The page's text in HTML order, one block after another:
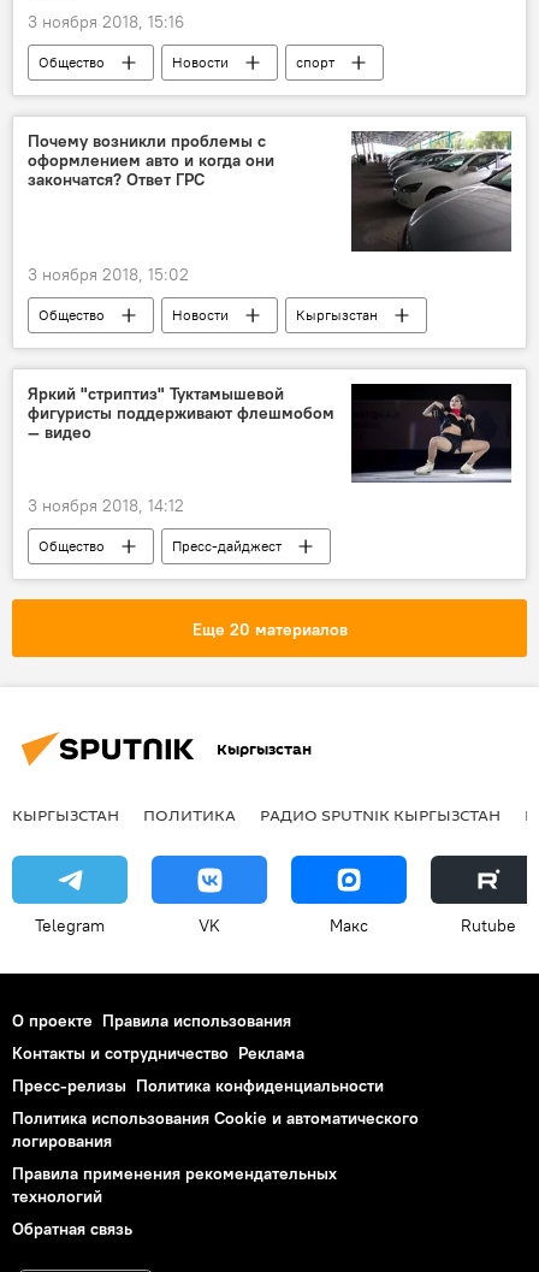
3 ноября 2018, 15:16
Общество Новости
спорт
Кыргызстан
интервью
шахматы
чемпион
Почему возникли проблемы с
оформлением авто и когда они
закончатся? Ответ ГРС
3 ноября 2018, 15:02
Общество Новости
Кыргызстан
ГРС
автомобиль
проблемы
оформление
Яркий "стриптиз" Туктамышевой
фигуристы поддерживают флешмобом
— видео
3 ноября 2018, 14:12
Общество
Пресс-дайджест
Новости
спорт
В мире
фигурное катание
стриптиз
Еще 20 материалов
Кыргызстан
КЫРГЫЗСТАН ПОЛИТИКА РАДИО SPUTNIK КЫРГЫЗСТАН
Telegram VK Макс Rutube
О проекте Правила использования
Контакты и сотрудничество Реклама
Пресс-релизы Политика конфиденциальности
Политика использования Cookie и автоматического
логирования
Правила применения рекомендательных
технологий
Обратная связь